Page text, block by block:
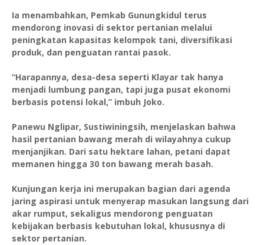
Ia menambahkan, Pemkab Gunungkidul terus
mendorong inovasi di sektor pertanian melalui
peningkatan kapasitas kelompok tani, diversifikasi
produk, dan penguatan rantai pasok.
“Harapannya, desa-desa seperti Klayar tak hanya
menjadi lumbung pangan, tapi juga pusat ekonomi
berbasis potensi lokal,” imbuh Joko.
Panewu Nglipar, Sustiwiningsih, menjelaskan bahwa
hasil pertanian bawang merah di wilayahnya cukup
menjanjikan. Dari satu hektare lahan, petani dapat
memanen hingga 30 ton bawang merah basah.
Kunjungan kerja ini merupakan bagian dari agenda
jaring aspirasi untuk menyerap masukan langsung dari
akar rumput, sekaligus mendorong penguatan
kebijakan berbasis kebutuhan lokal, khususnya di
sektor pertanian.